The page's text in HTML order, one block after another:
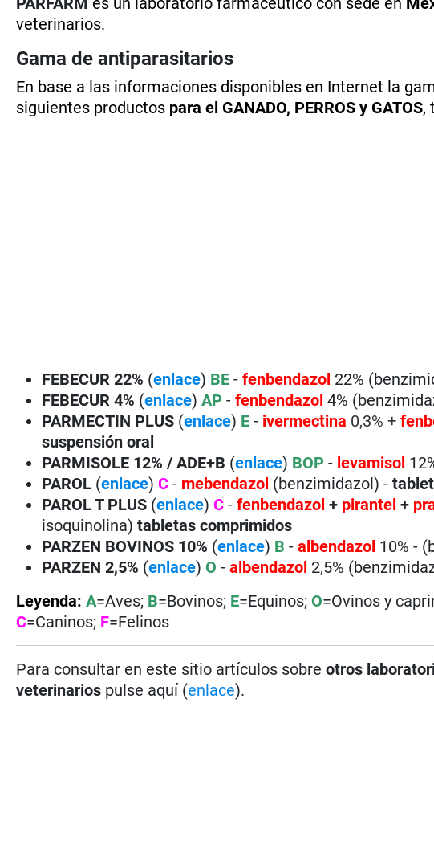
veterinarios.
Gama de antiparasitarios
En base a las informaciones disponibles en Internet la
siguientes productos para el GANADO, PERROS y GATOS,
FEBECUR 22% (enlace) BE-fenbendazol 22%
FEBECUR 4% (enlace)AP -fenbendazol 4%
PARMECTIN PLUS (enlace) E - ivermectina 0,3% +
suspensión oral
PARMISOLE 12% / ADE+B (enlace) BOP- levamisol
PAROL (enlace)C - mebendazol (benzimidazol) -
PAROL T PLUS (enlace)C -fenbendazol + pirantel+
isoquinolina)tabletas comprimidos
PARZEN BOVINOS 10% (enlace) B - albendazol 10% -
PARZEN 2,5% (enlace)O-albendazol 2,5%
Leyenda: A=Aves; B=Bovinos; E=Equinos;O=Ovinos y
C=Caninos; F=Felinos
Para consultar en este sitio artículos sobreotros
veterinarios pulse aquí (enlace).